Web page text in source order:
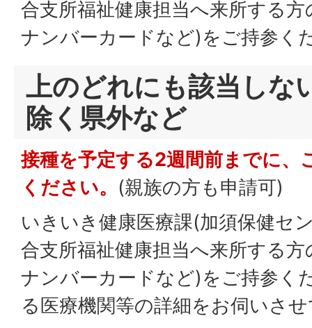
合支所福祉健康担当へ来所する
ナンバーカードなど)をご持参く
上のどれにも該当しな
除く県外など
接種を予定する2週間前までに、
ください。 (親族の方も申請可)
いきいき健康医療課(加須保健セ
合支所福祉健康担当へ来所する
ナンバーカードなど)をご持参く
る医療機関等の詳細をお伺いさ